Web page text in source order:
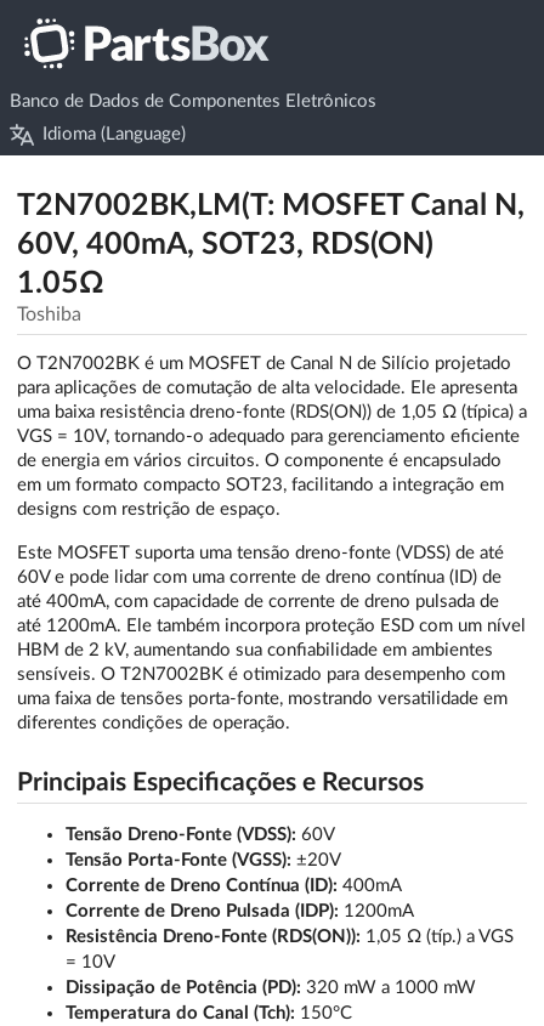
Banco de Dados de Componentes Eletrônicos
Idioma (Language)
T2N7002BK,LM(T: MOSFET Canal N,
60V, 400mA, SOT23, RDS(ON)
1.05Ω
Toshiba
O T2N7002BK é um MOSFET de Canal N de Silício projetado
para aplicações de comutação de alta velocidade. Ele apresenta
uma baixa resistência dreno-fonte (RDS(ON)) de 1,05 Ω (típica) a
VGS = 10V, tornando-o adequado para gerenciamento eficiente
de energia em vários circuitos. O componente é encapsulado
em um formato compacto SOT23, facilitando a integração em
designs com restrição de espaço.
Este MOSFET suporta uma tensão dreno-fonte (VDSS) de até
60V e pode lidar com uma corrente de dreno contínua (ID) de
até 400mA, com capacidade de corrente de dreno pulsada de
até 1200mA. Ele também incorpora proteção ESD com um nível
HBM de 2 kV, aumentando sua confiabilidade em ambientes
sensíveis. O T2N7002BK é otimizado para desempenho com
uma faixa de tensões porta-fonte, mostrando versatilidade em
diferentes condições de operação.
Principais Especificações e Recursos
Tensão Dreno-Fonte (VDSS): 60V
Tensão Porta-Fonte (VGSS): ±20V
Corrente de Dreno Contínua (ID): 400mA
Corrente de Dreno Pulsada (IDP): 1200mA
Resistência Dreno-Fonte (RDS(ON)): 1,05 Ω (típ.) a VGS
= 10V
Dissipação de Potência (PD): 320 mW a 1000 mW
Temperatura do Canal (Tch): 150°C